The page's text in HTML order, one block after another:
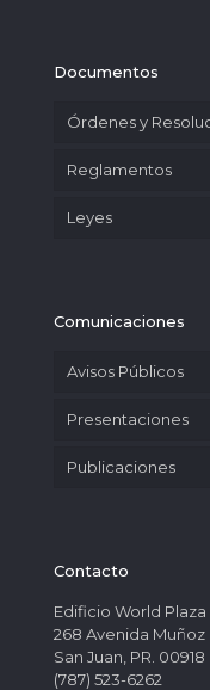
Documentos
Órdenes y
Reglamentos
Leyes
Comunicaciones
Avisos Públicos
Presentaciones
Publicaciones
Contacto
Edificio World Plaza
268 Avenida Muñoz
San Juan, PR. 00918
(787) 523-6262